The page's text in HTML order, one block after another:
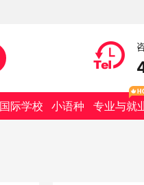
国际学校 小语种 专业与就